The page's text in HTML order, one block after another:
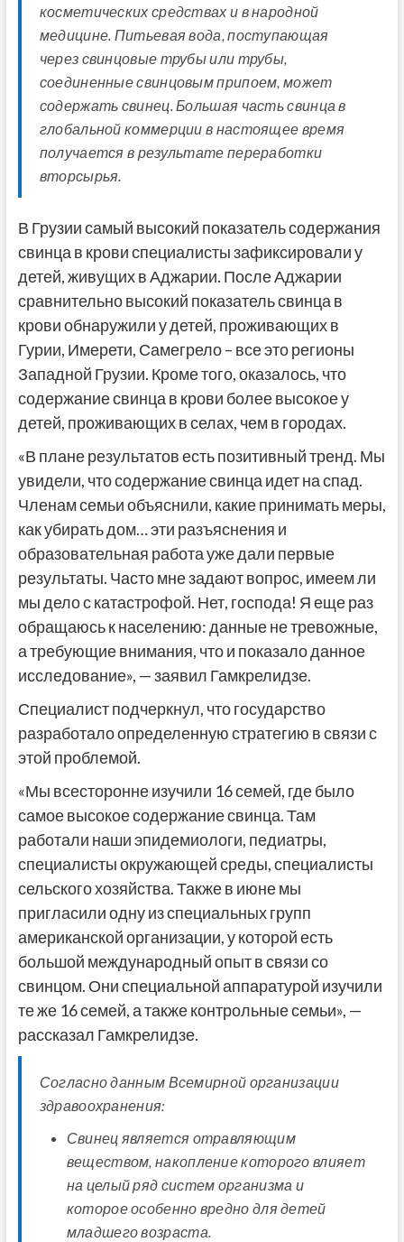
косметических средствах и в народной
медицине. Питьевая вода, поступающая
через свинцовые трубы или трубы,
соединенные свинцовым припоем, может
содержать свинец. Большая часть свинца в
глобальной коммерции в настоящее время
получается в результате переработки
вторсырья.
В Грузии самый высокий показатель содержания
свинца в крови специалисты зафиксировали у
детей, живущих в Аджарии. После Аджарии
сравнительно высокий показатель свинца в
крови обнаружили у детей, проживающих в
Гурии, Имерети, Самегрело – все это регионы
Западной Грузии. Кроме того, оказалось, что
содержание свинца в крови более высокое у
детей, проживающих в селах, чем в городах.
«В плане результатов есть позитивный тренд. Мы
увидели, что содержание свинца идет на спад.
Членам семьи объяснили, какие принимать меры,
как убирать дом… эти разъяснения и
образовательная работа уже дали первые
результаты. Часто мне задают вопрос, имеем ли
мы дело с катастрофой. Нет, господа! Я еще раз
обращаюсь к населению: данные не тревожные,
а требующие внимания, что и показало данное
исследование», — заявил Гамкрелидзе.
Специалист подчеркнул, что государство
разработало определенную стратегию в связи с
этой проблемой.
«Мы всесторонне изучили 16 семей, где было
самое высокое содержание свинца. Там
работали наши эпидемиологи, педиатры,
специалисты окружающей среды, специалисты
сельского хозяйства. Также в июне мы
пригласили одну из специальных групп
американской организации, у которой есть
большой международный опыт в связи со
свинцом. Они специальной аппаратурой изучили
те же 16 семей, а также контрольные семьи», —
рассказал Гамкрелидзе.
Согласно данным Всемирной организации
здравоохранения:
Свинец является отравляющим
веществом, накопление которого влияет
на целый ряд систем организма и
которое особенно вредно для детей
младшего возраста.